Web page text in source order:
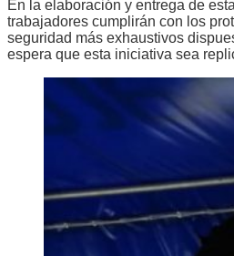
En la elaboración y entrega de
trabajadores cumplirán con los
seguridad más exhaustivos
espera que esta iniciativa sea